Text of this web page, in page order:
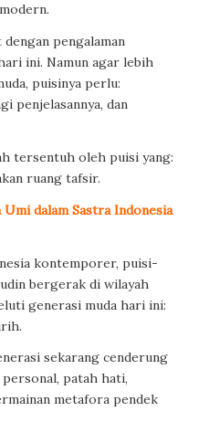
pengalaman
ini. Namun agar lebih
puisinya perlu:
penjelasannya, dan
tersentuh oleh puisi yang:
ruang tafsir.
dalam Sastra Indonesia
kontemporer, puisi-
bergerak di wilayah
generasi muda hari ini:
sekarang cenderung
patah hati,
metafora pendek